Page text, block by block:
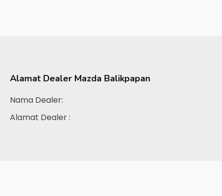
Alamat Dealer Mazda Balikpapan
Nama Dealer:
Alamat Dealer :